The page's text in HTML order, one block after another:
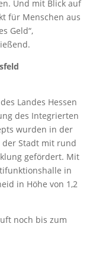
Und mit Blick auf
für Menschen aus
Geld“,
Landes Hessen
des Integrierten
wurden in der
der Stadt mit rund
gefördert. Mit
in
in Höhe von 1,2
noch bis zum